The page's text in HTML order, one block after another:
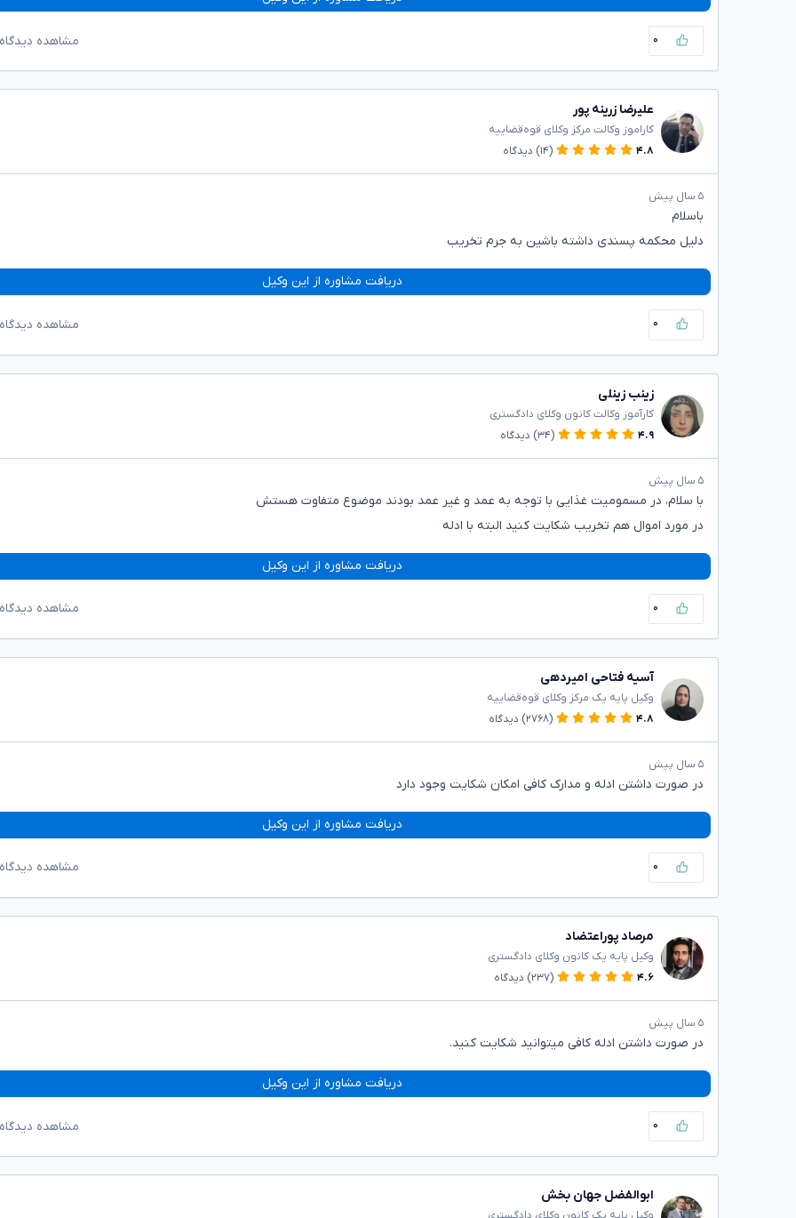
۰ مشاهده
علیرضا زرینه پور
کاراموز وکالت مرکز وکلای قوه‌قضاییه
۴.۸
(۱۴) دیدگاه
۵ سال پیش
باسلام
دلیل محکمه پسندی داشته باشین به جرم تخریب
دریافت مشاوره از این وکیل
۰ مشاهده
زینب زینلی
کارآموز وکالت کانون وکلای دادگستری
۴.۹
(۳۴) دیدگاه
۵ سال پیش
با سلام، در مسمومیت غذایی با توجه به عمد و غیر عمد بودند موضوع متفاوت هستش
در مورد اموال هم تخریب شکایت کنید البته با ادله
دریافت مشاوره از این وکیل
۰ مشاهده
آسیه فتاحی امیردهی
وکیل پایه یک مرکز وکلای قوه‌قضاییه
۴.۸
(۲۷۶۸) دیدگاه
۵ سال پیش
در صورت داشتن ادله و مدارک کافی امکان شکایت وجود دارد
دریافت مشاوره از این وکیل
۰ مشاهده
مرصاد پوراعتضاد
وکیل پایه یک کانون وکلای دادگستری
۴.۶
(۲۳۷) دیدگاه
۵ سال پیش
در صورت داشتن ادله کافی میتوانید شکایت کنید.
دریافت مشاوره از این وکیل
۰ مشاهده
ابوالفضل جهان بخش